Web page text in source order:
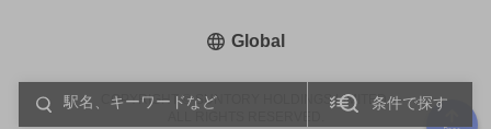
条件で探す
COPYRIGHT © SUNTORY HOLDINGS LIMITED.
Global新しいウィンドウで開く